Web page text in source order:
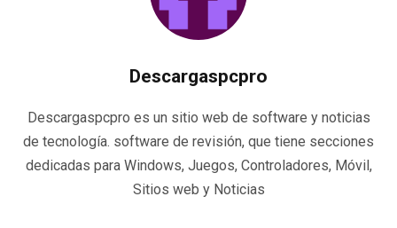
Descargaspcpro
Descargaspcpro es un sitio web de software y noticias
de tecnología. software de revisión, que tiene secciones
dedicadas para Windows, Juegos, Controladores, Móvil,
Sitios web y Noticias